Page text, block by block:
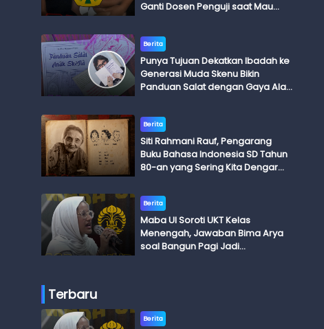
Ganti Dosen Penguji saat Mau
Berita
Punya Tujuan Dekatkan Ibadah ke
Generasi Muda Skenu Bikin
Panduan Salat dengan Gaya Ala
Berita
Siti Rahmani Rauf, Pengarang
Buku Bahasa Indonesia SD Tahun
80-an yang Sering Kita Dengar
Adik Budi
Berita
Maba UI Soroti UKT Kelas
Menengah, Jawaban Bima Arya
soal Bangun Pagi Jadi
Terbaru
Berita